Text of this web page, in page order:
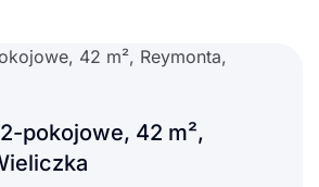
pokojowe, 42 m²,